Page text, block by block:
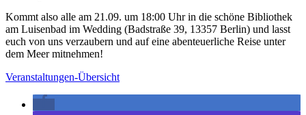
Kommt also alle am 21.09. um 18:00 Uhr in die schöne Bibliothek
am Luisenbad im Wedding (Badstraße 39, 13357 Berlin) und lasst
euch von uns verzaubern und auf eine abenteuerliche Reise unter
dem Meer mitnehmen!
Veranstaltungen-Übersicht